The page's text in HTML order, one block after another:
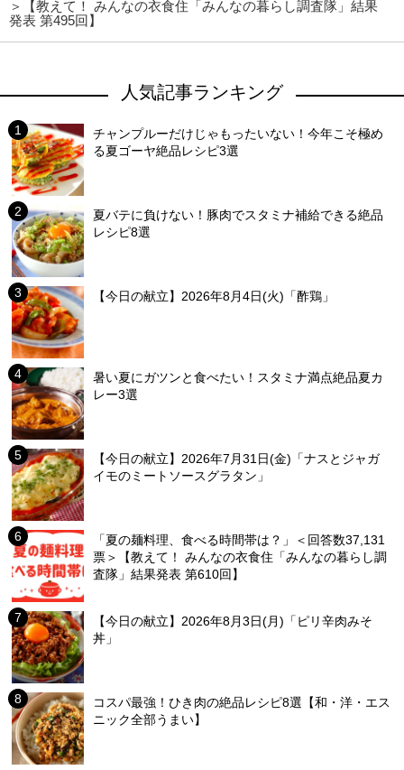
＞【教えて！ みんなの衣食住「みんなの暮らし調査隊」結果
発表 第495回】
人気記事ランキング
チャンプルーだけじゃもったいない！今年こそ極め
る夏ゴーヤ絶品レシピ3選
夏バテに負けない！豚肉でスタミナ補給できる絶品
レシピ8選
【今日の献立】2026年8月4日(火)「酢鶏」
暑い夏にガツンと食べたい！スタミナ満点絶品夏カ
レー3選
【今日の献立】2026年7月31日(金)「ナスとジャガ
イモのミートソースグラタン」
「夏の麺料理、食べる時間帯は？」＜回答数37,131
票＞【教えて！ みんなの衣食住「みんなの暮らし調
査隊」結果発表 第610回】
【今日の献立】2026年8月3日(月)「ピリ辛肉みそ
丼」
コスパ最強！ひき肉の絶品レシピ8選【和・洋・エス
ニック全部うまい】